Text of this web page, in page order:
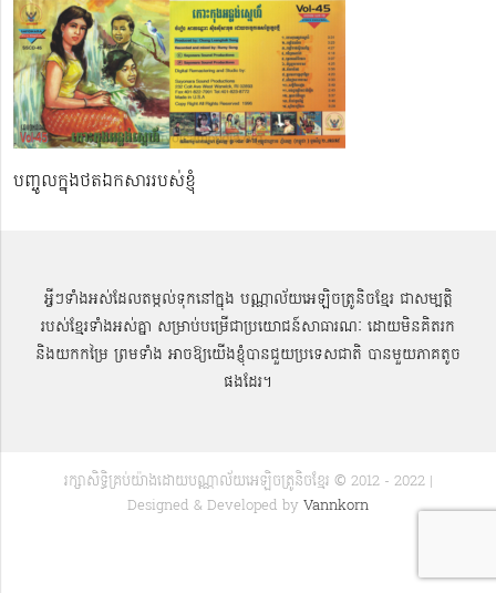
បញ្ចូលក្នុងថតឯកសាររបស់ខ្ញុំ
អ្វីៗទាំងអស់ដែលតម្កល់ទុកនៅក្នុង បណ្ណាល័យអេឡិចត្រូនិចខ្មែរ ជាសម្បតិ្ត
របស់ខ្មែរទាំងអស់គ្នា សម្រាប់បម្រើជាប្រយោជន៍សាធារណៈ ដោយមិនគិតរក
និងយកកម្រៃ ព្រមទាំង អាចឱ្យយើងខ្ញុំបានជួយប្រទេសជាតិ បានមួយភាគតូច
ផងដែរ។
រក្សាសិទ្ធិគ្រប់យ៉ាងដោយបណ្ណាល័យអេឡិចត្រូនិចខ្មែរ © 2012 - 2022 |
Designed & Developed by Vannkorn